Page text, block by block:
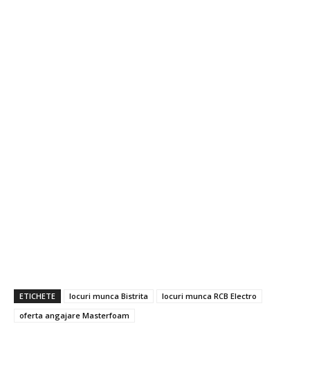
ETICHETE locuri munca Bistrita
locuri munca RCB Electro
oferta angajare Masterfoam